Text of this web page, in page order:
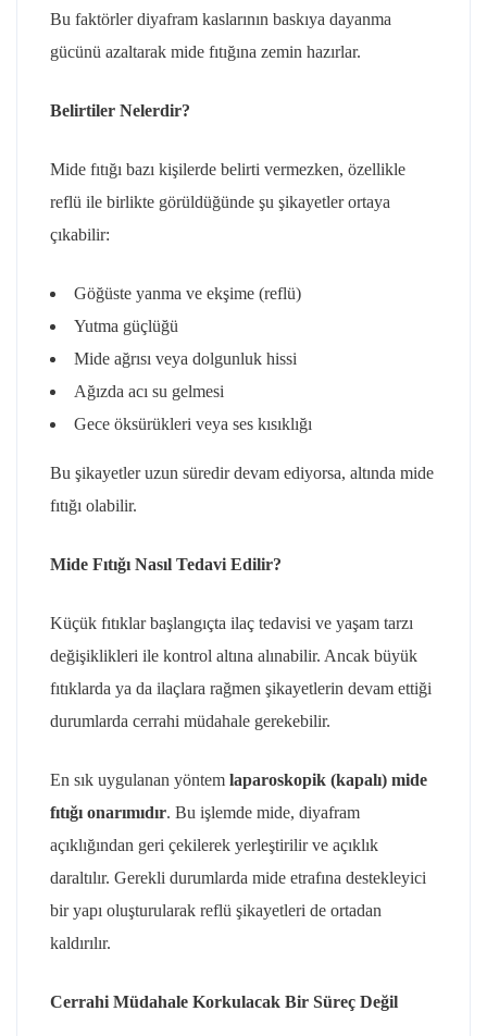
Bu faktörler diyafram kaslarının baskıya dayanma
gücünü azaltarak mide fıtığına zemin hazırlar.
Belirtiler Nelerdir?
Mide fıtığı bazı kişilerde belirti vermezken, özellikle
reflü ile birlikte görüldüğünde şu şikayetler ortaya
çıkabilir:
Göğüste yanma ve ekşime (reflü)
Yutma güçlüğü
Mide ağrısı veya dolgunluk hissi
Ağızda acı su gelmesi
Gece öksürükleri veya ses kısıklığı
Bu şikayetler uzun süredir devam ediyorsa, altında mide
fıtığı olabilir.
Mide Fıtığı Nasıl Tedavi Edilir?
Küçük fıtıklar başlangıçta ilaç tedavisi ve yaşam tarzı
değişiklikleri ile kontrol altına alınabilir. Ancak büyük
fıtıklarda ya da ilaçlara rağmen şikayetlerin devam ettiği
durumlarda cerrahi müdahale gerekebilir.
En sık uygulanan yöntem laparoskopik (kapalı) mide
fıtığı onarımıdır. Bu işlemde mide, diyafram
açıklığından geri çekilerek yerleştirilir ve açıklık
daraltılır. Gerekli durumlarda mide etrafına destekleyici
bir yapı oluşturularak reflü şikayetleri de ortadan
kaldırılır.
Cerrahi Müdahale Korkulacak Bir Süreç Değil